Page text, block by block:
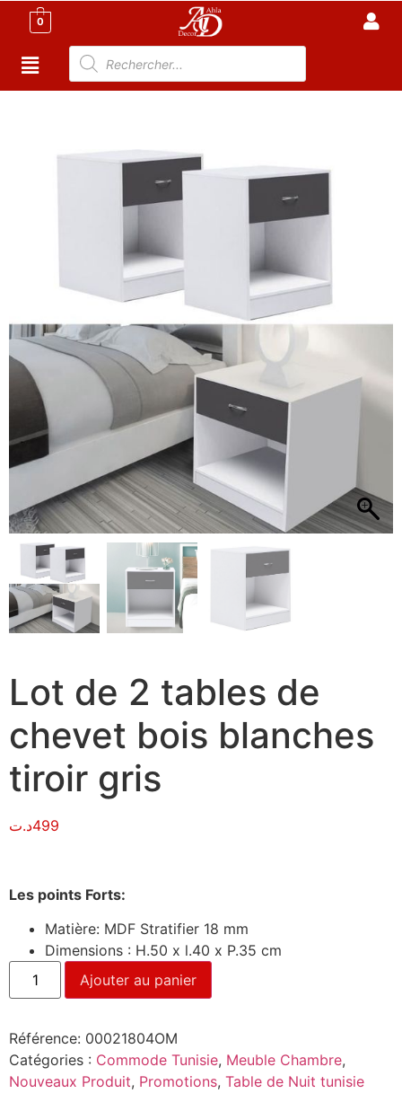
0
Lot de 2 tables de
chevet bois blanches
tiroir gris
499د.ت
Les points Forts:
Matière: MDF Stratifier 18 mm
Dimensions : H.50 x l.40 x P.35 cm
Ajouter au panier
Référence: 00021804OM
Catégories : Commode Tunisie, Meuble Chambre,
Nouveaux Produit, Promotions, Table de Nuit tunisie